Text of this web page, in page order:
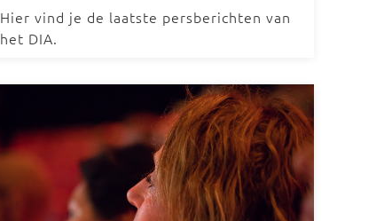
Hier vind je de laatste persberichten van
het DIA.